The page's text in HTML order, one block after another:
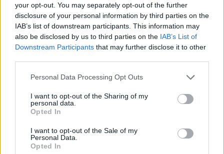
your opt-out. You may separately opt-out of the further
disclosure of your personal information by third parties on the
IAB’s list of downstream participants. This information may
also be disclosed by us to third parties on the IAB’s List of
Downstream Participants that may further disclose it to other
Personal Data Processing Opt Outs
I want to opt-out of the Sharing of my
personal data.
Opted In
I want to opt-out of the Sale of my
Personal Data.
Opted In
(@HockeyDaily365)October 12, 2023
Mikäli videot eivät näy, voit katsoa ne myösHockey Dailyn X-
tilillä.
Nathan MacKinnon osui Rantasen syötöstä:
NATHAN MACKINNON BURIES MIKKO
RANTANEN'S BEAUTIFUL FEED TO OPEN
THE SCORING FOR THE
AVALANCHE!